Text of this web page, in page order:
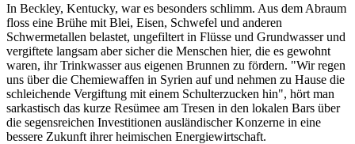
In Beckley, Kentucky, war es besonders schlimm. Aus dem Abraum
floss eine Brühe mit Blei, Eisen, Schwefel und anderen
Schwermetallen belastet, ungefiltert in Flüsse und Grundwasser und
vergiftete langsam aber sicher die Menschen hier, die es gewohnt
waren, ihr Trinkwasser aus eigenen Brunnen zu fördern. "Wir regen
uns über die Chemiewaffen in Syrien auf und nehmen zu Hause die
schleichende Vergiftung mit einem Schulterzucken hin", hört man
sarkastisch das kurze Resümee am Tresen in den lokalen Bars über
die segensreichen Investitionen ausländischer Konzerne in eine
bessere Zukunft ihrer heimischen Energiewirtschaft.